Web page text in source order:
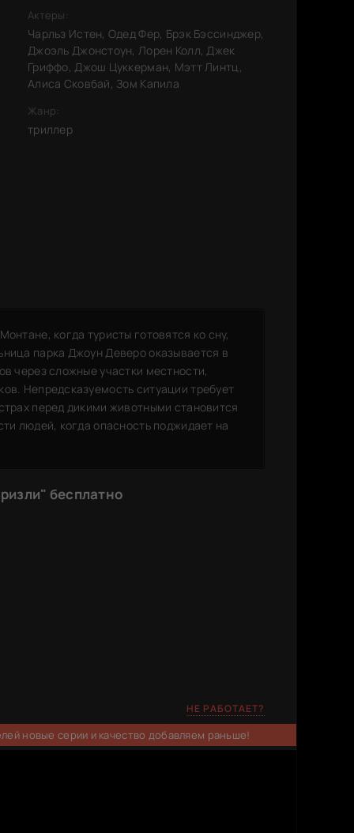
Актеры:
Чарльз Истен, Одед Фер, Брэк Бэссинджер,
Джоэль Джонстоун, Лорен Колл, Джек
Гриффо, Джош Цуккерман, Мэтт Линтц,
Алиса Сковбай, Зом Капила
Жанр:
триллер
когда туристы готовятся ко сну,
парка Джоун Деверо оказывается в
через сложные участки местности,
Непредсказуемость ситуации требует
перед дикими животными становится
людей, когда опасность поджидает на
бесплатно
НЕ РАБОТАЕТ?
новые серии и качество добавляем раньше!